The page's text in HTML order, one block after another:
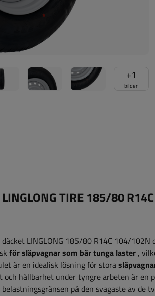
+1
bilder
TIRE 185/80
LINGLONG 185/80 R14C 104/102N
för släpvagnar som bär tunga laster ,
är en idealisk lösning för stora
och hållbarhet under tyngre arbeten är en
belastningsgränsen på den svagaste av